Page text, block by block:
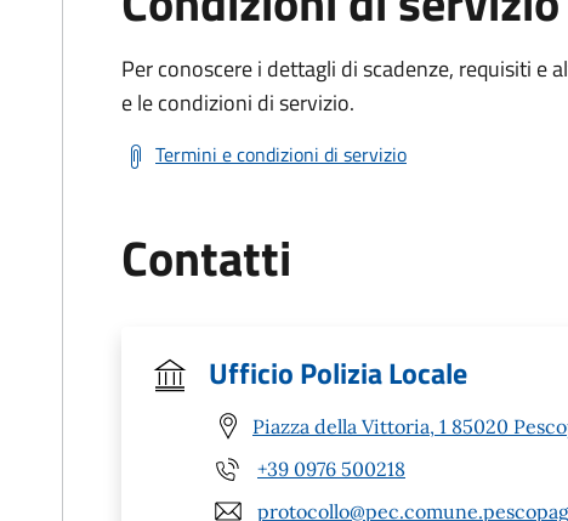
Per conoscere i dettagli di scadenze, requisiti
e le condizioni di servizio.
Termini e condizioni di servizio
Contatti
Ufficio Polizia Locale
Piazza della Vittoria, 1 85020
+39 0976 500218